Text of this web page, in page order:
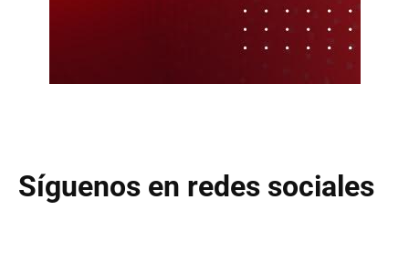
Síguenos en redes sociales